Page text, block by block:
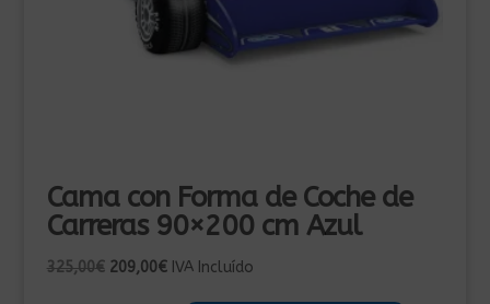
Cama con Forma de Coche de
Carreras 90×200 cm Azul
325,00€ El
209,00€ElIVA Incluído